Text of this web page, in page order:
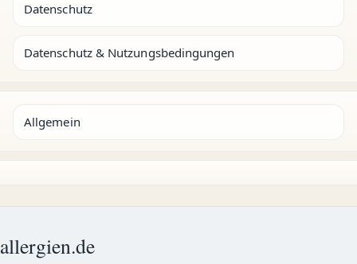
Datenschutz
Datenschutz & Nutzungsbedingungen
Allgemein
allergien.de